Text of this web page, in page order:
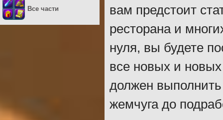
вам предстоит
ресторана и
нуля, вы будете
все новых и новых
должен
жемчуга до
Все части